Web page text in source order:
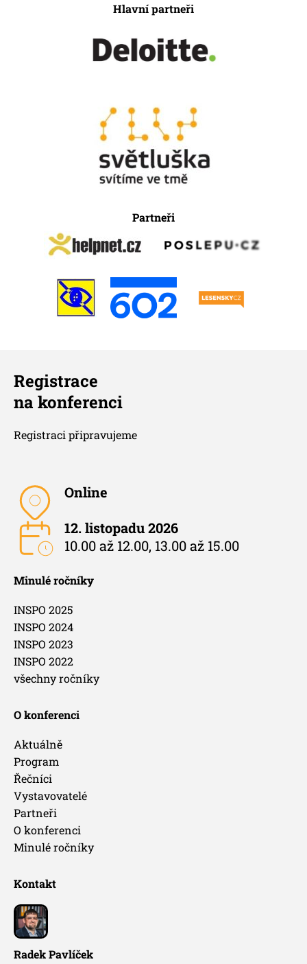
Hlavní partneři
Partneři
Registrace
na konferenci
Registraci připravujeme
Online
12. listopadu 2026
10.00 až 12.00, 13.00 až 15.00
Minulé ročníky
INSPO 2025
INSPO 2024
INSPO 2023
INSPO 2022
všechny ročníky
O konferenci
Aktuálně
Program
Řečníci
Vystavovatelé
Partneři
O konferenci
Minulé ročníky
Kontakt
Radek Pavlíček